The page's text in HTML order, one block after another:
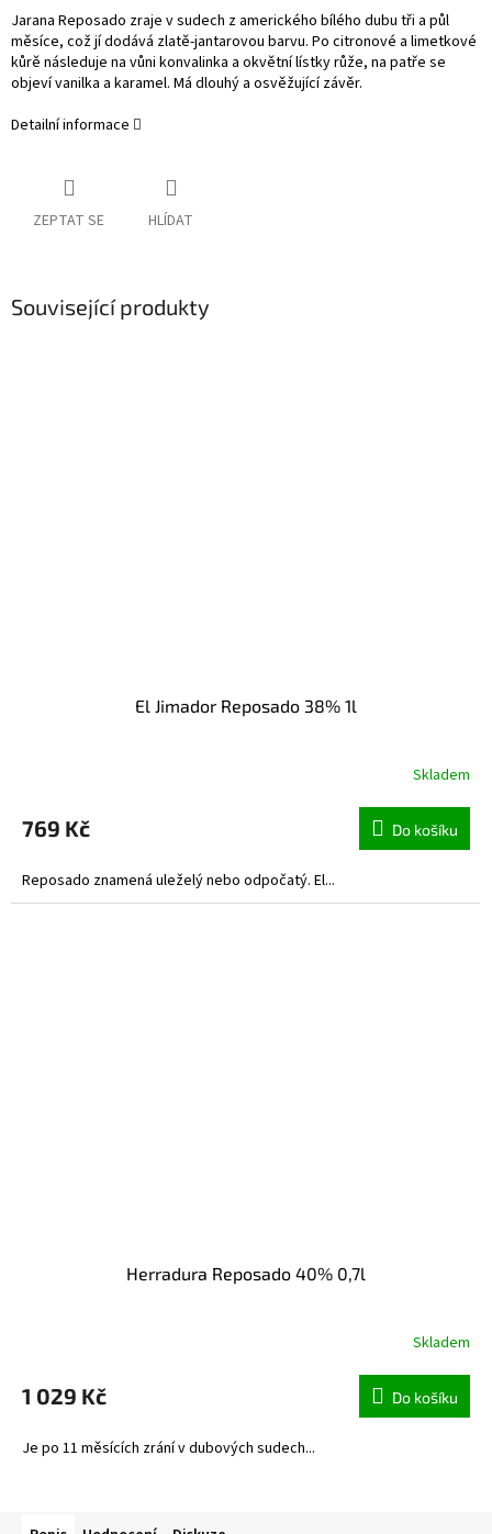
Jarana Reposado zraje v sudech z amerického bílého dubu tři a půl
měsíce, což jí dodává zlatě-jantarovou barvu. Po citronové a limetkové
kůrě následuje na vůni konvalinka a okvětní lístky růže, na patře se
objeví vanilka a karamel. Má dlouhý a osvěžující závěr.
Detailní informace
ZEPTAT SE HLÍDAT
Související produkty
El Jimador Reposado 38% 1l
Skladem
769 Kč Do košíku
Reposado znamená uleželý nebo odpočatý. El...
Herradura Reposado 40% 0,7l
Skladem
1 029 Kč Do košíku
Je po 11 měsících zrání v dubových sudech...